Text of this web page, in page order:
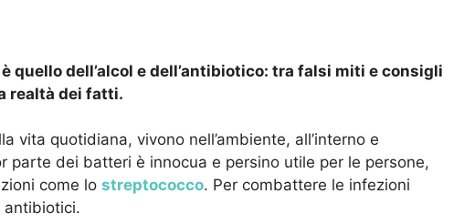
quello dell’alcol e dell’antibiotico: tra falsi miti e consigli
realtà dei fatti.
vita quotidiana, vivono nell’ambiente, all’interno e
parte dei batteri è innocua e persino utile per le persone,
come lo streptococco. Per combattere le infezioni
antibiotici.